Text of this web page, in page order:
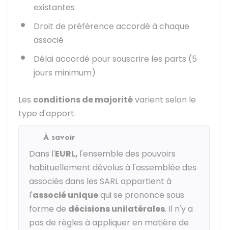
existantes
Droit de préférence accordé à chaque
associé
Délai accordé pour souscrire les parts (5
jours minimum)
Les conditions de majoritévarient selon le
type d'apport.
À savoir
Dans l'EURL, l'ensemble des pouvoirs
habituellement dévolus à l'assemblée des
associés dans les SARL appartient à
l'associé uniquequi se prononce sous
forme de décisions unilatérales. Il n'y a
pas de règles à appliquer en matière de